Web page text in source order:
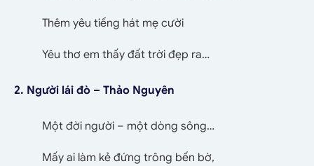
Thêm yêu tiếng hát mẹ cười
Yêu thơ em thấy đất trời đẹp ra…
2. Người lái đò – Thảo Nguyên
Một đời người – một dòng sông…
Mấy ai làm kẻ đứng trông bến bờ,